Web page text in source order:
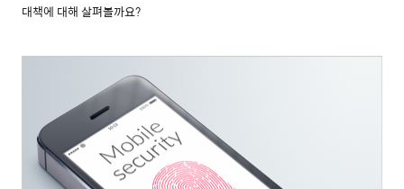
대책에 대해 살펴볼까요?